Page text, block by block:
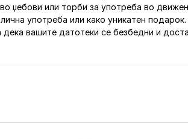
џебови или торби за употреба во
употреба или како уникатен
вашите датотеки се безбедни и